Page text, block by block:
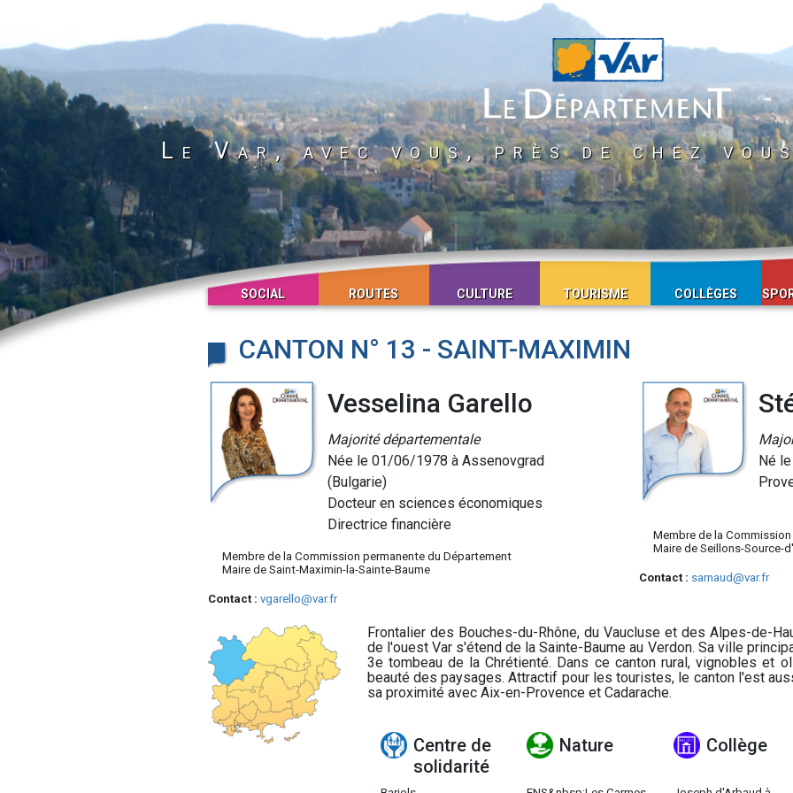
Le Var, avec vous, près de chez
SOCIAL ROUTES CULTURE TOURISME COLLÈGES
CANTON N° 13 - SAINT-MAXIMIN
Vesselina Garello
Majorité départementale
Née le 01/06/1978 à Assenovgrad
(Bulgarie)
Docteur en sciences économiques
Directrice financière
Membre de la Commission permanente du Département
Maire de Saint-Maximin-la-Sainte-Baume
Contact : vgarello@var.fr
Né
Membre de la
Maire de Seillons-Source-
Contact : sarnaud@var.fr
Frontalier des Bouches-du-Rhône, du Vaucluse et des Alpes-de-
de l'ouest Var s'étend de la Sainte-Baume au Verdon. Sa ville
3e tombeau de la Chrétienté. Dans ce canton rural, vignobles et
beauté des paysages. Attractif pour les touristes, le canton l'est
sa proximité avec Aix-en-Provence et Cadarache.
Centre de
solidarité
Nature Collège